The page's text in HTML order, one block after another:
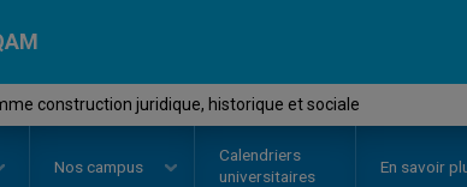
construction juridique, historique et sociale
Nos campus
Calendriers
universitaires
En savoir